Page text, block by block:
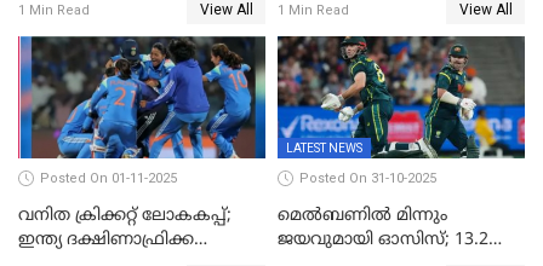
ഇന്ത്യയ്ക്ക് വനിതാ ക്രിക്കറ്റ്
ലോകകപ്പ്
1 Min Read View All 1 Min Read View All
Posted On 01-11-2025
വനിത ക്രിക്കറ്റ് ലോകകപ്പ്;
ഇന്ത്യ ദക്ഷിണാഫ്രിക്ക
LATEST NEWS
Posted On 31-10-2025
മെൽബണിൽ മിന്നും
ജയവുമായി ഓസിസ്; 13.2